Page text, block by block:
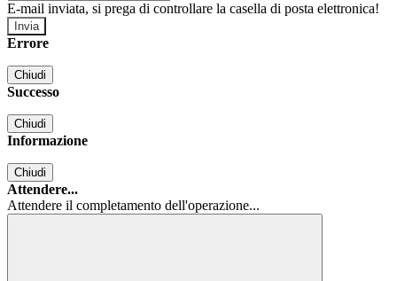
E-mail inviata, si prega di controllare la casella di posta elettronica!
Errore
Chiudi
Successo
Chiudi
Informazione
Chiudi
Attendere...
Attendere il completamento dell'operazione...